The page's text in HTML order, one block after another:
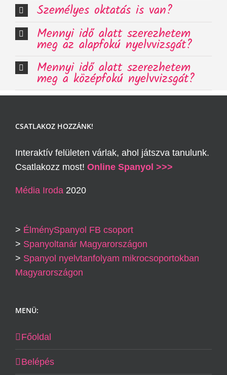
Személyes oktatás is van?
Mennyi idő alatt szerezhetem
meg az alapfokú nyelvvizsgát?
Mennyi idő alatt szerezhetem
meg a középfokú nyelvvizsgát?
CSATLAKOZ HOZZÁNK!
Interaktív felületen várlak, ahol játszva tanulunk.
Csatlakozz most! Online Spanyol >>>
Média Iroda 2020
> ÉlménySpanyol FB csoport
> Spanyoltanár Magyarországon
> Spanyol nyelvtanfolyam mikrocsoportokban
Magyarországon
MENÜ:
Főoldal
Belépés